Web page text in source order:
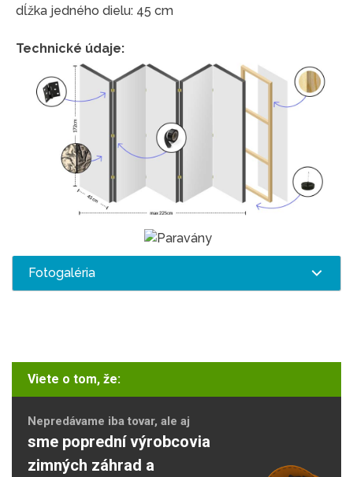
dĺžka jedného dielu: 45 cm
Technické údaje:
Fotogaléria
Viete o tom, že:
Nepredávame iba tovar, ale aj
sme poprední výrobcovia
zimných záhrad a